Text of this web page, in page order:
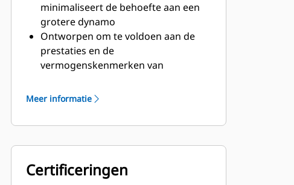
minimaliseert de behoefte aan een
grotere dynamo
Ontworpen om te voldoen aan de
prestaties en de
vermogenskenmerken van
Robuuste isolatieklasse H
Meer informatie
Certificeringen